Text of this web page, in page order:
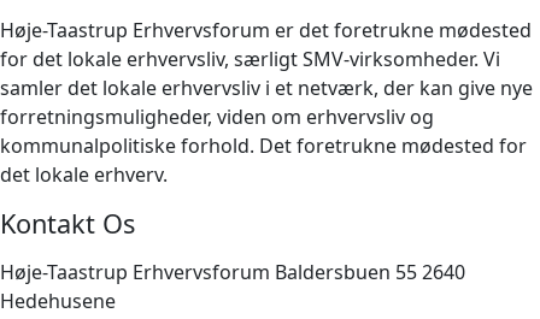
Høje-Taastrup Erhvervsforum er det foretrukne mødested
for det lokale erhvervsliv, særligt SMV-virksomheder. Vi
samler det lokale erhvervsliv i et netværk, der kan give nye
forretningsmuligheder, viden om erhvervsliv og
kommunalpolitiske forhold. Det foretrukne mødested for
det lokale erhverv.
Kontakt Os
Høje-Taastrup Erhvervsforum Baldersbuen 55 2640
Hedehusene